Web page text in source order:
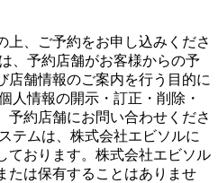
上、ご予約をお申し込みくださ
、予約店舗がお客様からの予
店舗情報のご案内を行う目的に
人情報の開示・訂正・削除・
予約店舗にお問い合わせくださ
テムは、株式会社エビソルに
ております。株式会社エビソル
たは保有することはありませ